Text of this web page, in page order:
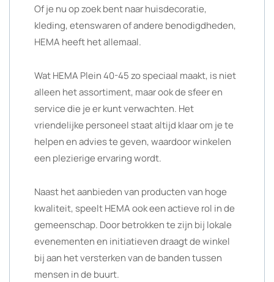
Of je nu op zoek bent naar huisdecoratie,
kleding, etenswaren of andere benodigdheden,
HEMA heeft het allemaal.
Wat HEMA Plein 40-45 zo speciaal maakt, is niet
alleen het assortiment, maar ook de sfeer en
service die je er kunt verwachten. Het
vriendelijke personeel staat altijd klaar om je te
helpen en advies te geven, waardoor winkelen
een plezierige ervaring wordt.
Naast het aanbieden van producten van hoge
kwaliteit, speelt HEMA ook een actieve rol in de
gemeenschap. Door betrokken te zijn bij lokale
evenementen en initiatieven draagt de winkel
bij aan het versterken van de banden tussen
mensen in de buurt.